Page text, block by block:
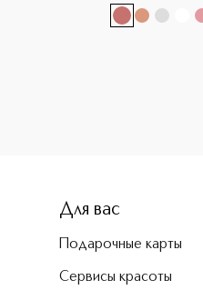
Для вас
Подарочные карты
Сервисы красоты